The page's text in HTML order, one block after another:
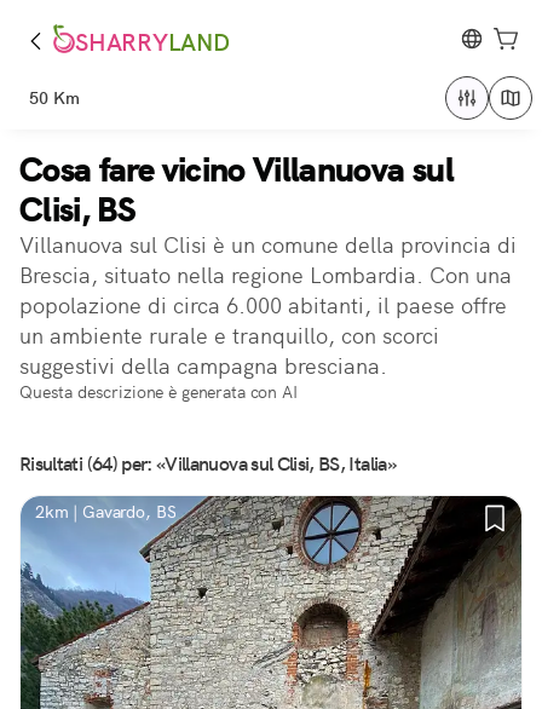
SHARRYLAND
50 Km
Cosa fare vicino Villanuova sul
Clisi, BS
Villanuova sul Clisi è un comune della provincia di
Brescia, situato nella regione Lombardia. Con una
popolazione di circa 6.000 abitanti, il paese offre
un ambiente rurale e tranquillo, con scorci
suggestivi della campagna bresciana.
Questa descrizione è generata con AI
Risultati (64) per: «Villanuova sul Clisi, BS, Italia»
2km | Gavardo, BS